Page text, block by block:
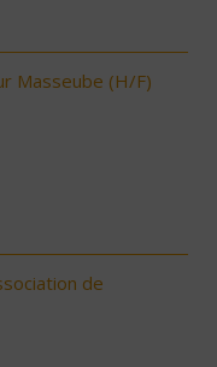
Masseube (H/F)
de